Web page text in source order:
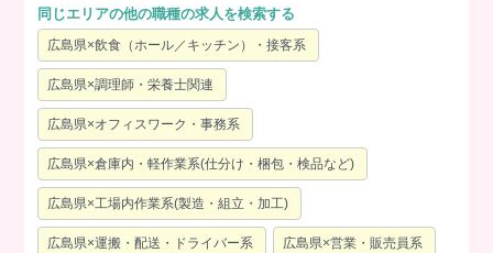
同じエリアの他の職種の求人を検索する
広島県×飲食（ホール／キッチン）・接客系
広島県×調理師・栄養士関連
広島県×オフィスワーク・事務系
広島県×倉庫内・軽作業系(仕分け・梱包・検品など)
広島県×工場内作業系(製造・組立・加工)
広島県×運搬・配送・ドライバー系 広島県×営業・販売員系